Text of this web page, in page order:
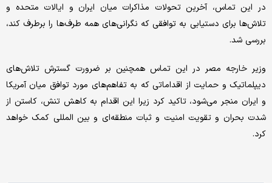
در این تماس، آخرین تحولات مذاکرات میان ایران و ایالات متحده و
تلاش‌ها برای دستیابی به توافقی که نگرانی‌های همه طرف‌ها را برطرف کند،
بررسی شد.
وزیر خارجه مصر در این تماس همچنین بر ضرورت گسترش تلاش‌های
دیپلماتیک و حمایت از اقداماتی که به تفاهم‌های مورد توافق میان آمریکا
و ایران منجر می‌شود، تاکید کرد زیرا این اقدام به کاهش تنش، کاستن از
شدت بحران و تقویت امنیت و ثبات منطقه‌ای و بین المللی کمک خواهد
کرد.